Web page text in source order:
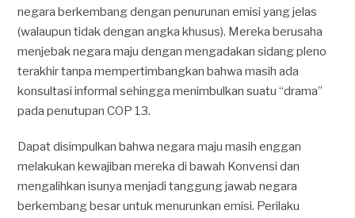
negara berkembang dengan penurunan emisi yang jelas
(walaupun tidak dengan angka khusus). Mereka berusaha
menjebak negara maju dengan mengadakan sidang pleno
terakhir tanpa mempertimbangkan bahwa masih ada
konsultasi informal sehingga menimbulkan suatu “drama”
pada penutupan COP 13.
Dapat disimpulkan bahwa negara maju masih enggan
melakukan kewajiban mereka di bawah Konvensi dan
mengalihkan isunya menjadi tanggung jawab negara
berkembang besar untuk menurunkan emisi. Perilaku